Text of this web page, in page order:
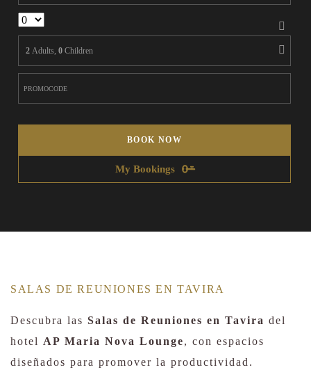
2 Adults, 0 Children
BOOK NOW
My Bookings
SALAS DE REUNIONES EN TAVIRA
Descubra las Salas de Reuniones en Tavira del
hotel AP Maria Nova Lounge, con espacios
diseñados para promover la productividad.